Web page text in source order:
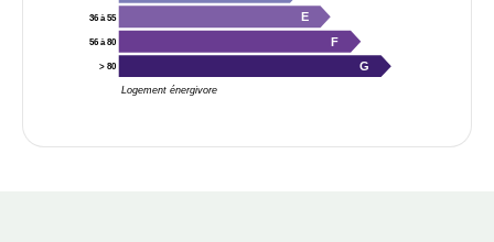
Logement énergivore
36 à 55 E
56 à 80 F
> 80 G